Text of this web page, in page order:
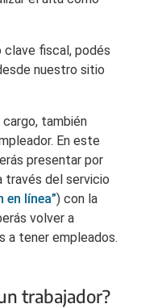
fiscal, podés
nuestro sitio
también
En este
presentar por
través del servicio
en línea”) con la
volver a
a tener empleados.
trabajador?